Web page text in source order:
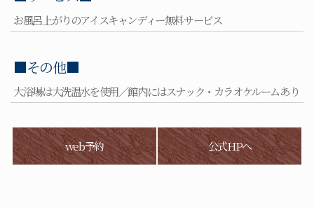
お風呂上がりのアイスキャンディー無料サービス
■その他■
大浴場は大洗温水を使用／館内にはスナック・カラオケルームあり
web予約 公式HPへ